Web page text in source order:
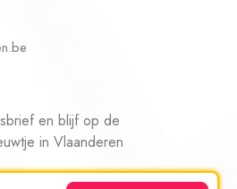
en blijf op de
in Vlaanderen